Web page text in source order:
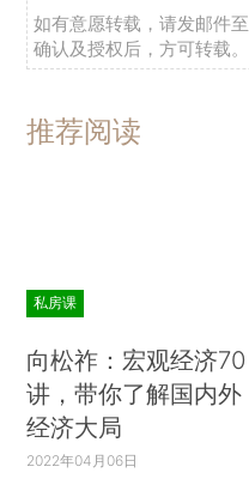
如有意愿转载，请发邮件至
确认及授权后，方可转载。
推荐阅读
私房课
向松祚：宏观经济70
讲，带你了解国内外
经济大局
2022年04月06日